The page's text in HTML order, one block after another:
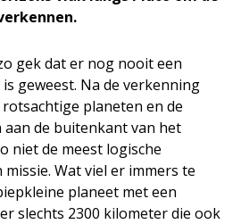
gek dat er nog nooit een
geweest. Na de verkenning
planeten en de
de buitenkant van het
niet de meest logische
Wat viel er immers te
planeet met een
slechts 2300 kilometer die ook